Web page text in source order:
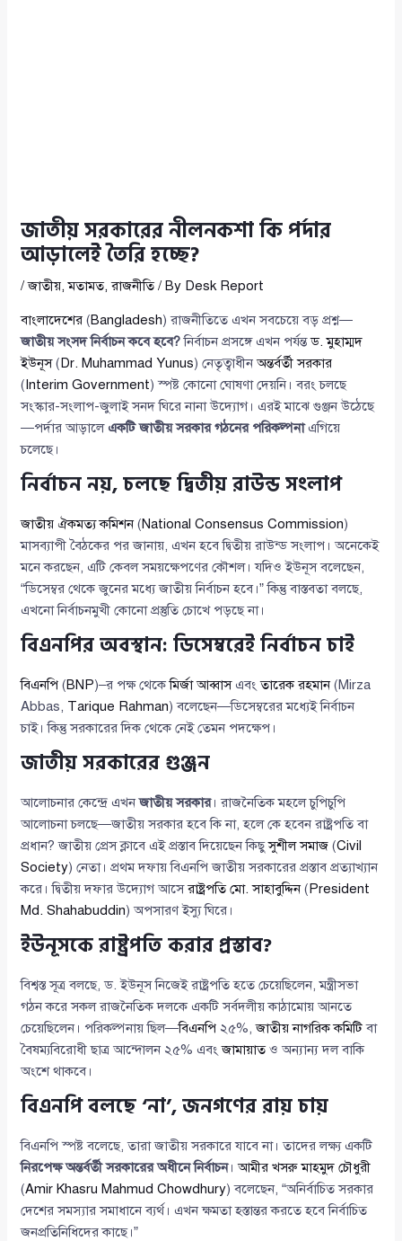
জাতীয় সরকারের নীলনকশা কি পর্দার
আড়ালেই তৈরি হচ্ছে?
/জাতীয়,মতামত,রাজনীতি/ By Desk Report
বাংলাদেশের (Bangladesh) রাজনীতিতে এখন সবচেয়ে বড় প্রশ্ন—
জাতীয় সংসদ নির্বাচন কবে হবে?নির্বাচন প্রসঙ্গে এখন পর্যন্তড. মুহাম্মদ
ইউনূস(Dr. Muhammad Yunus) নেতৃত্বাধীনঅন্তর্বর্তী সরকার
(Interim Government) স্পষ্ট কোনো ঘোষণা দেয়নি। বরং চলছে
সংস্কার-সংলাপ-জুলাই সনদ ঘিরে নানা উদ্যোগ। এরই মাঝে গুঞ্জন উঠেছে
—পর্দার আড়ালে একটি জাতীয় সরকার গঠনের পরিকল্পনাএগিয়ে
চলেছে।
নির্বাচন নয়, চলছে দ্বিতীয় রাউন্ড সংলাপ
জাতীয় ঐকমত্য কমিশন(National Consensus Commission)
মাসব্যাপী বৈঠকের পর জানায়, এখন হবে দ্বিতীয় রাউন্ড সংলাপ। অনেকেই
মনে করছেন, এটি কেবল সময়ক্ষেপণের কৌশল। যদিও ইউনূস বলেছেন,
“ডিসেম্বর থেকে জুনের মধ্যে জাতীয় নির্বাচন হবে।” কিন্তু বাস্তবতা বলছে,
এখনো নির্বাচনমুখী কোনো প্রস্তুতি চোখে পড়ছে না।
বিএনপির অবস্থান: ডিসেম্বরেই নির্বাচন চাই
বিএনপি (BNP)–র পক্ষ থেকেমির্জা আব্বাসএবংতারেক রহমান(Mirza
Abbas, Tarique Rahman) বলেছেন—ডিসেম্বরের মধ্যেই নির্বাচন
চাই। কিন্তু সরকারের দিক থেকে নেই তেমন পদক্ষেপ।
জাতীয় সরকারের গুঞ্জন
আলোচনার কেন্দ্রে এখনজাতীয় সরকার। রাজনৈতিক মহলে চুপিচুপি
আলোচনা চলছে—জাতীয় সরকার হবে কি না, হলে কে হবেন রাষ্ট্রপতি বা
প্রধান? জাতীয় প্রেস ক্লাবে এই প্রস্তাব দিয়েছেন কিছুসুশীল সমাজ (Civil
Society) নেতা। প্রথম দফায় বিএনপি জাতীয় সরকারের প্রস্তাব প্রত্যাখ্যান
করে। দ্বিতীয় দফার উদ্যোগ আসেরাষ্ট্রপতি মো. সাহাবুদ্দিন(President
Md. Shahabuddin) অপসারণ ইস্যু ঘিরে।
ইউনূসকে রাষ্ট্রপতি করার প্রস্তাব?
বিশ্বস্ত সূত্র বলছে, ড. ইউনূস নিজেই রাষ্ট্রপতি হতে চেয়েছিলেন, মন্ত্রীসভা
গঠন করে সকল রাজনৈতিক দলকে একটি সর্বদলীয় কাঠামোয় আনতে
চেয়েছিলেন। পরিকল্পনায় ছিল—বিএনপি ২৫%,জাতীয় নাগরিক কমিটিবা
বৈষম্যবিরোধী ছাত্র আন্দোলন ২৫% এবংজামায়াতও অন্যান্য দল বাকি
অংশে থাকবে।
বিএনপি বলছে ‘না’, জনগণের রায় চায়
বিএনপি স্পষ্ট বলেছে, তারা জাতীয় সরকারে যাবে না। তাদের লক্ষ্য একটি
নিরপেক্ষ অন্তর্বর্তী সরকারের অধীনে নির্বাচন।আমীর খসরু মাহমুদ চৌধুরী
(Amir Khasru Mahmud Chowdhury) বলেছেন, “অনির্বাচিত সরকার
দেশের সমস্যার সমাধানে ব্যর্থ। এখন ক্ষমতা হস্তান্তর করতে হবে নির্বাচিত
জনপ্রতিনিধিদের কাছে।”